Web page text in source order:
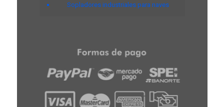
Sopladores industriales para naves